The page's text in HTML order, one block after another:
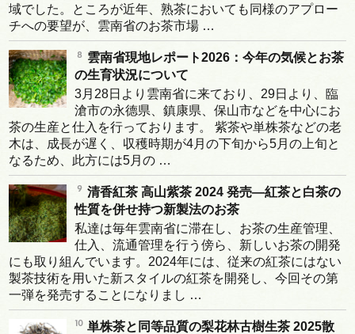
域でした。ところが近年、熟茶においても同様のアプロー
チへの要望が、雲南省のお茶市場 …
雲南省現地レポート2026：今年の気候とお茶
の生育状況について
3月28日より雲南省に来ており、29日より、臨
滄市の永德県、鎮康県、保山市などを中心にお
茶の生産と仕入を行っております。 紫茶や単株茶などの老
木は、成長が遅く、収穫時期が4月の下旬から5月の上旬と
なるため、此方には5月の …
清香紅茶 高山紫茶 2024 発売―紅茶と白茶の
性質を併せ持つ新製法のお茶
私達は毎年雲南省に滞在し、お茶の生産管理、
仕入、流通管理を行う傍ら、新しいお茶の開発
にも取り組んでいます。2024年には、従来の紅茶にはない
製茶技術を用いた新スタイルの紅茶を開発し、今回その第
一弾を発売することになりまし …
単株茶と同等品質の梨花林古樹生茶 2025散